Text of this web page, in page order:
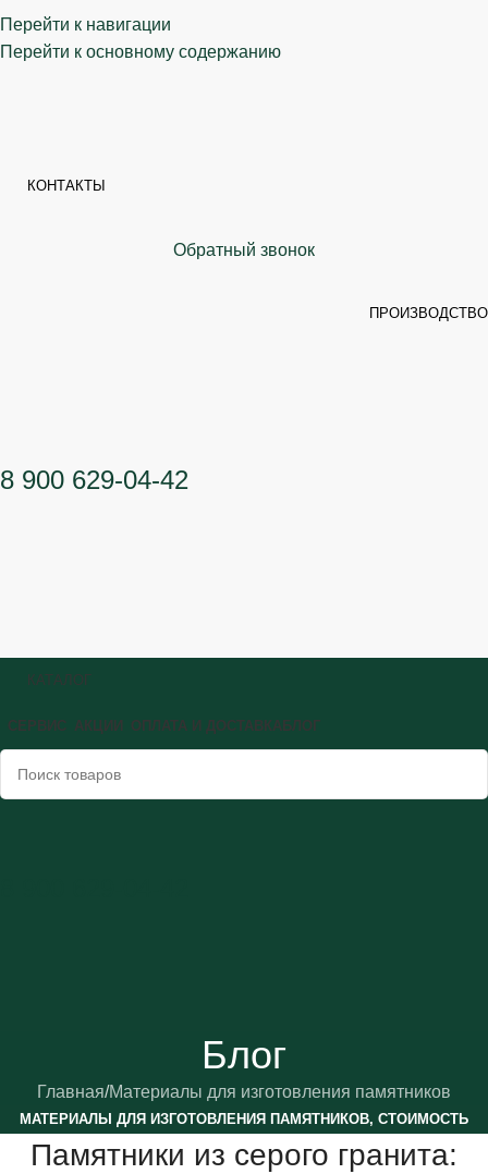
Перейти к навигации
Перейти к основному содержанию
КОНТАКТЫ
Обратный звонок
ПРОИЗВОДСТВО
8 900 629-04-42
КАТАЛОГ
СЕРВИС АКЦИИ ОПЛАТА И ДОСТАВКА БЛОГ
Блог
Главная Материалы для изготовления памятников
МАТЕРИАЛЫ ДЛЯ ИЗГОТОВЛЕНИЯ ПАМЯТНИКОВ, СТОИМОСТЬ
ПАМЯТНИКОВ
Памятники из серого гранита: